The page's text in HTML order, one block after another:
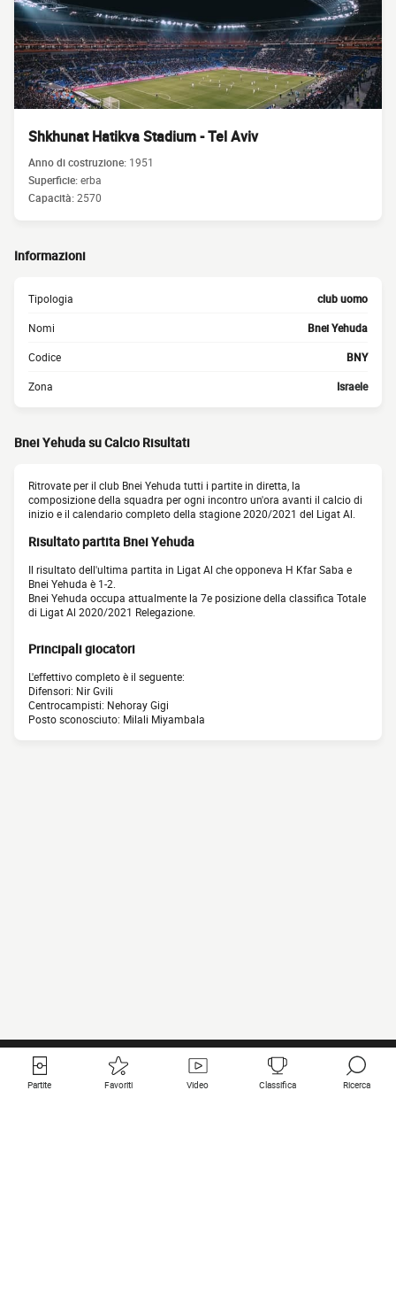
Shkhunat Hatikva Stadium - Tel Aviv
Anno di costruzione: 1951
Superficie:erba
Capacità:2570
Informazioni
Tipologia club uomo
Nomi Bnei Yehuda
Codice BNY
Zona Israele
Bnei Yehuda su Calcio Risultati
Ritrovate per il club Bnei Yehuda tutti i partite in diretta, la
composizione della squadra per ogni incontro un'ora avanti il calcio di
inizio e il calendario completo della stagione 2020/2021 del Ligat Al.
Risultato partita Bnei Yehuda
Il risultato dell'ultima partita in Ligat Al che opponeva H Kfar Saba e
Bnei Yehuda è 1-2.
Bnei Yehuda occupa attualmente la 7e posizione della classifica Totale
di Ligat Al 2020/2021 Relegazione.
Principali giocatori
L'effettivo completo è il seguente:
Difensori: Nir Gvili
Centrocampisti: Nehoray Gigi
Posto sconosciuto: Milali Miyambala
Partite Favoriti Video Classifica Ricerca